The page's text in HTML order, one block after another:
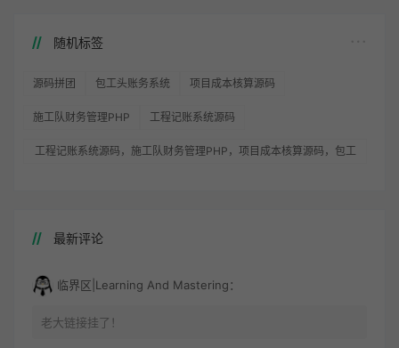
随机标签
源码拼团 包工头账务系统 项目成本核算源码
施工队财务管理PHP 工程记账系统源码
工程记账系统源码，施工队财务管理PHP，项目成本核算源码，包工
最新评论
临界区|Learning And Mastering：
老大链接挂了！